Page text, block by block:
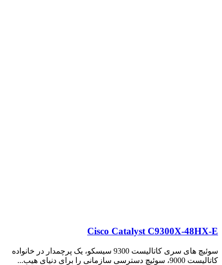
Cisco Catalyst C9300X-48HX-E
سوئیچ های سری کاتالیست 9300 سیسکو، یک پرچمدار در خانواده
کاتالیست 9000، سوئیچ دسترسی سازمانی را برای دنیای هیب...